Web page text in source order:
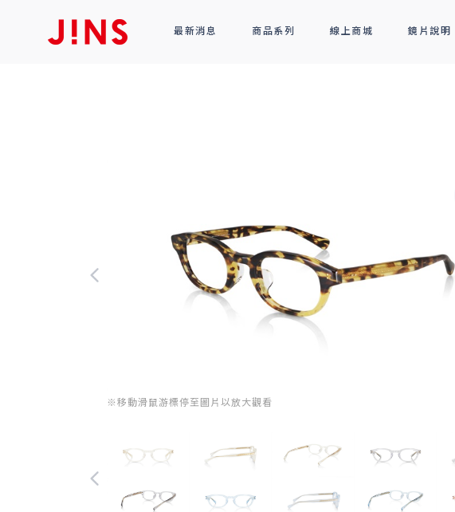
最新消息 商品系列 線上商城
配件
R!M BY J!NS
鏡片說明
※移動滑鼠游標停至圖片以放大觀看